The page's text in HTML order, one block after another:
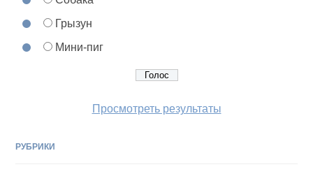
Грызун
Мини-пиг
Просмотреть результаты
РУБРИКИ